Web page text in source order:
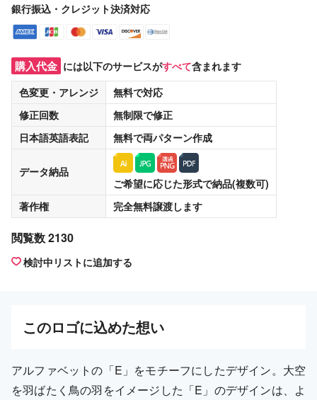
銀行振込・クレジット決済対応
購入代金 には以下のサービスがすべて含まれます
色変更・アレンジ
無料で対応
修正回数
無制限で修正
日本語英語表記
無料で両パターン作成
データ納品
ご希望に応じた形式で納品(複数可)
著作権
完全無料譲渡します
閲覧数 2130
検討中リストに追加する
このロゴに込めた想い
アルファベットの「E」をモチーフにしたデザイン。大空
を羽ばたく鳥の羽をイメージした「E」のデザインは、よ